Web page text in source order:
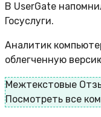
В UserGate
Госуслуги.
Аналитик
облегченную
Межтекстовые
Посмотреть все